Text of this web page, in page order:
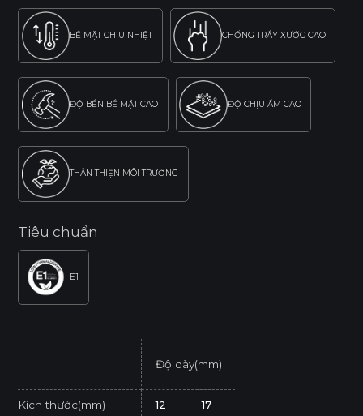
BỀ MẶT CHỊU NHIỆT CHỐNG TRẦY XƯỚC CAO
ĐỘ BỀN BỀ MẶT CAO ĐỘ CHỊU ẨM CAO
THÂN THIỆN MÔI TRƯỜNG
Tiêu chuẩn
E1
Độ dày(mm)
Kích thước(mm) 12 17